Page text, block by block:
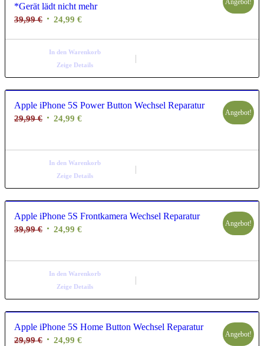
*Gerät lädt nicht mehr
39,99€ Ursprünglicher
war:
39,99 €
24,99 €Aktueller
ist:
24,99 €.
Angebot!
In den Warenkorb
Zeige Details
Apple iPhone 5S Power Button Wechsel Reparatur
29,99€ Ursprünglicher
29,99 €
24,99 €Aktueller
24,99 €.
Angebot!
In den Warenkorb
Zeige Details
Apple iPhone 5S Frontkamera Wechsel Reparatur
39,99€ Ursprünglicher
39,99 €
24,99 €Aktueller
24,99 €.
Angebot!
In den Warenkorb
Zeige Details
Apple iPhone 5S Home Button Wechsel Reparatur
29,99€ Ursprünglicher
24,99 €Aktueller
Angebot!